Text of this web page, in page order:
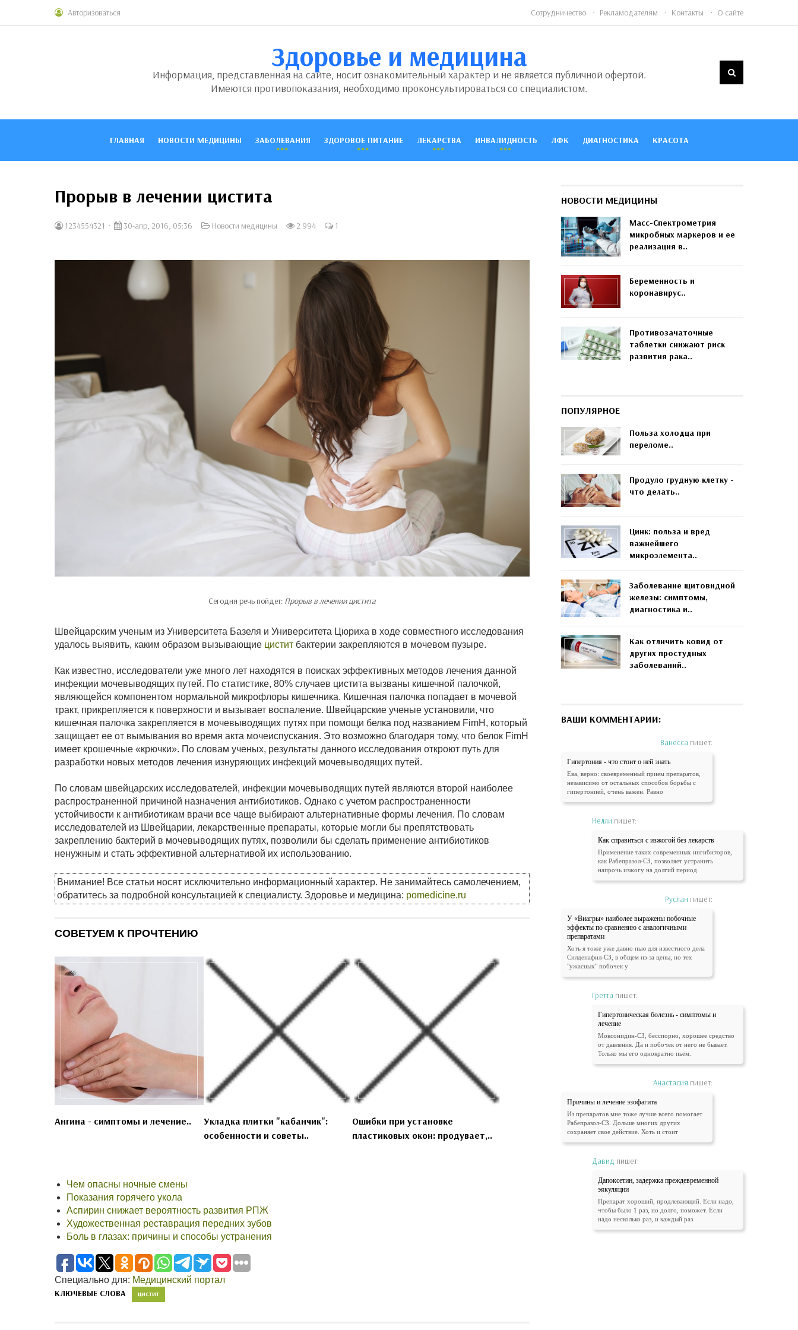
Авторизоваться Сотрудничество Рекламодателям Контакты О сайте
Здоровье и медицина
Информация, представленная на сайте, носит ознакомительный характер и не является публичной офертой.
Имеются противопоказания, необходимо проконсультироваться со специалистом.
ГЛАВНАЯ НОВОСТИ МЕДИЦИНЫ ЗАБОЛЕВАНИЯ ЗДОРОВОЕ ПИТАНИЕ ЛЕКАРСТВА ИНВАЛИДНОСТЬ ЛФК ДИАГНОСТИКА КРАСОТА
Прорыв в лечении цистита
1234554321 30-апр, 2016, 05:36 Новости медицины 2 994 1
Сегодня речь пойдет: Прорыв в лечении цистита
Швейцарским ученым из Университета Базеля и Университета Цюриха в ходе совместного исследования
удалось выявить, каким образом вызывающие цистит бактерии закрепляются в мочевом пузыре.
Как известно, исследователи уже много лет находятся в поисках эффективных методов лечения данной
инфекции мочевыводящих путей. По статистике, 80% случаев цистита вызваны кишечной палочкой,
являющейся компонентом нормальной микрофлоры кишечника. Кишечная палочка попадает в мочевой
тракт, прикрепляется к поверхности и вызывает воспаление. Швейцарские ученые установили, что
кишечная палочка закрепляется в мочевыводящих путях при помощи белка под названием FimH, который
защищает ее от вымывания во время акта мочеиспускания. Это возможно благодаря тому, что белок FimH
имеет крошечные «крючки». По словам ученых, результаты данного исследования откроют путь для
разработки новых методов лечения изнуряющих инфекций мочевыводящих путей.
По словам швейцарских исследователей, инфекции мочевыводящих путей являются второй наиболее
распространенной причиной назначения антибиотиков. Однако с учетом распространенности
устойчивости к антибиотикам врачи все чаще выбирают альтернативные формы лечения. По словам
исследователей из Швейцарии, лекарственные препараты, которые могли бы препятствовать
закреплению бактерий в мочевыводящих путях, позволили бы сделать применение антибиотиков
ненужным и стать эффективной альтернативой их использованию.
Внимание! Все статьи носят исключительно информационный характер. Не занимайтесь самолечением,
обратитесь за подробной консультацией к специалисту. Здоровье и медицина: pomedicine.ru
СОВЕТУЕМ К ПРОЧТЕНИЮ
Ангина - симптомы и лечение..
Укладка плитки "кабанчик":
особенности и советы..
Ошибки при установке
пластиковых окон: продувает,..
Чем опасны ночные смены
Показания горячего укола
Аспирин снижает вероятность развития РПЖ
Художественная реставрация передних зубов
Боль в глазах: причины и способы устранения
Специально для: Медицинский портал
КЛЮЧЕВЫЕ СЛОВА ЦИСТИТ
НОВОСТИ МЕДИЦИНЫ
Масс-Спектрометрия
микробных маркеров и ее
реализация в..
Беременность и
коронавирус..
Противозачаточные
таблетки снижают риск
развития рака..
ПОПУЛЯРНОЕ
Польза холодца при
переломе..
Продуло грудную клетку -
что делать..
Цинк: польза и вред
важнейшего
микроэлемента..
Заболевание щитовидной
железы: симптомы,
диагностика и..
Как отличить ковид от
других простудных
заболеваний..
ВАШИ КОММЕНТАРИИ:
Ванесса пишет:
Гипертония - что стоит о ней знать
Ева, верно: своевременный прием препаратов,
независимо от остальных способов борьбы с
гипертонией, очень важен. Равно
Нелли пишет:
Как справиться с изжогой без лекарств
Применение таких современных ингибиторов,
как Рабепразол-СЗ, позволяет устранить
напрочь изжогу на долгий период
Руслан пишет:
У «Виагры» наиболее выражены побочные
эффекты по сравнению с аналогичными
препаратами
Хоть я тоже уже давно пью для известного дела
Силденафил-СЗ, в общем из-за цены, но тех
"ужасных" побочек у
Гретта пишет:
Гипертоническая болезнь - симптомы и
лечение
Моксонидин-СЗ, бесспорно, хорошее средство
от давления. Да и побочек от него не бывает.
Только мы его однократно пьем.
Анастасия пишет:
Причины и лечение эзофагита
Из препаратов мне тоже лучше всего помогает
Рабепразол-СЗ. Дольше многих других
сохраняет свое действие. Хоть и стоит
Давид пишет:
Дапоксетин, задержка преждевременной
эякуляции
Препарат хороший, продлевающий. Если надо,
чтобы было 1 раз, но долго, поможет. Если
надо несколько раз, и каждый раз